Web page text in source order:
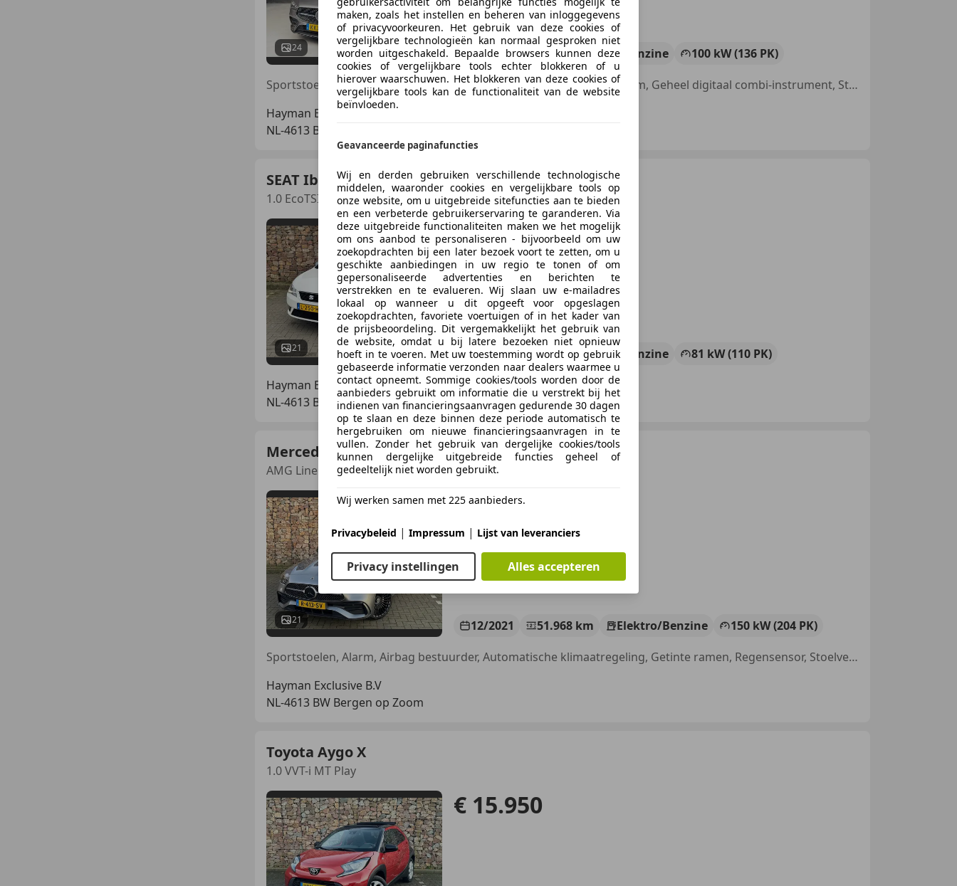
24 10/2019 139.666 km Benzine
100 kW (136 PK)
Sportstoelen, Getinte ramen, Airbag bestuurder, Panorama dak, Alarm, Geheel digitaal combi-instrument, Stoelverwarming, Parkeerhulp met camera
Hayman Exclusive B.V
NL-4613 BW Bergen op Zoom
SEAT Ibiza
1.0 EcoTSI FR Connect
21
€ 8.999
12/2016 176.965 km Benzine
81 kW (110 PK)
Hayman Exclusive B.V
NL-4613 BW Bergen op Zoom
Mercedes-Benz C 200
AMG Line
21
€ 37.495
12/2021 51.968 km Elektro/Benzine
150 kW (204 PK)
Sportstoelen, Alarm, Airbag bestuurder, Automatische klimaatregeling, Getinte ramen, Regensensor, Stoelverwarming, Airbag passagier
Hayman Exclusive B.V
NL-4613 BW Bergen op Zoom
Toyota Aygo X
1.0 VVT-i MT Play
€ 15.950
maken, zoals het instellen en beheren van inloggegevens
of privacyvoorkeuren. Het gebruik van deze cookies of
vergelijkbare technologieën kan normaal gesproken niet
worden uitgeschakeld. Bepaalde browsers kunnen deze
cookies of vergelijkbare tools echter blokkeren of u
hierover waarschuwen. Het blokkeren van deze cookies of
vergelijkbare tools kan de functionaliteit van de website
beïnvloeden.
Geavanceerde paginafuncties
Wij en derden gebruiken verschillende technologische
middelen, waaronder cookies en vergelijkbare tools op
onze website, om u uitgebreide sitefuncties aan te bieden
en een verbeterde gebruikerservaring te garanderen. Via
deze uitgebreide functionaliteiten maken we het mogelijk
om ons aanbod te personaliseren - bijvoorbeeld om uw
zoekopdrachten bij een later bezoek voort te zetten, om u
geschikte aanbiedingen in uw regio te tonen of om
gepersonaliseerde advertenties en berichten te
verstrekken en te evalueren. Wij slaan uw e-mailadres
lokaal op wanneer u dit opgeeft voor opgeslagen
zoekopdrachten, favoriete voertuigen of in het kader van
de prijsbeoordeling. Dit vergemakkelijkt het gebruik van
de website, omdat u bij latere bezoeken niet opnieuw
hoeft in te voeren. Met uw toestemming wordt op gebruik
gebaseerde informatie verzonden naar dealers waarmee u
contact opneemt. Sommige cookies/tools worden door de
aanbieders gebruikt om informatie die u verstrekt bij het
indienen van financieringsaanvragen gedurende 30 dagen
op te slaan en deze binnen deze periode automatisch te
hergebruiken om nieuwe financieringsaanvragen in te
vullen. Zonder het gebruik van dergelijke cookies/tools
kunnen dergelijke uitgebreide functies geheel of
gedeeltelijk niet worden gebruikt.
Wij werken samen met 225 aanbieders.
Privacybeleid | Impressum | Lijst van leveranciers
Privacy instellingen Alles accepteren